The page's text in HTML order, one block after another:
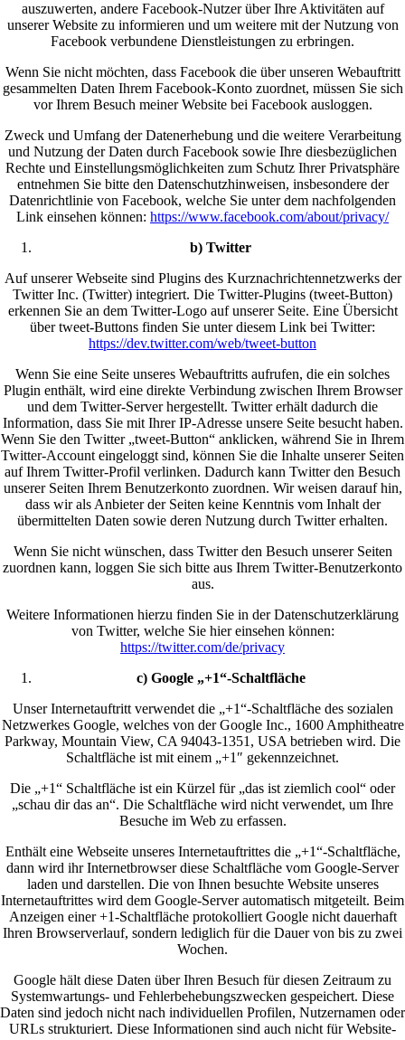
auszuwerten, andere Facebook-Nutzer über Ihre Aktivitäten auf
unserer Website zu informieren und um weitere mit der Nutzung von
Facebook verbundene Dienstleistungen zu erbringen.
Wenn Sie nicht möchten, dass Facebook die über unseren Webauftritt
gesammelten Daten Ihrem Facebook-Konto zuordnet, müssen Sie sich
vor Ihrem Besuch meiner Website bei Facebook ausloggen.
Zweck und Umfang der Datenerhebung und die weitere Verarbeitung
und Nutzung der Daten durch Facebook sowie Ihre diesbezüglichen
Rechte und Einstellungsmöglichkeiten zum Schutz Ihrer Privatsphäre
entnehmen Sie bitte den Datenschutzhinweisen, insbesondere der
Datenrichtlinie von Facebook, welche Sie unter dem nachfolgenden
Link einsehen können: https://www.facebook.com/about/privacy/
b) Twitter
Auf unserer Webseite sind Plugins des Kurznachrichtennetzwerks der
Twitter Inc. (Twitter) integriert. Die Twitter-Plugins (tweet-Button)
erkennen Sie an dem Twitter-Logo auf unserer Seite. Eine Übersicht
über tweet-Buttons finden Sie unter diesem Link bei Twitter:
https://dev.twitter.com/web/tweet-button
Wenn Sie eine Seite unseres Webauftritts aufrufen, die ein solches
Plugin enthält, wird eine direkte Verbindung zwischen Ihrem Browser
und dem Twitter-Server hergestellt. Twitter erhält dadurch die
Information, dass Sie mit Ihrer IP-Adresse unsere Seite besucht haben.
Wenn Sie den Twitter „tweet-Button“ anklicken, während Sie in Ihrem
Twitter-Account eingeloggt sind, können Sie die Inhalte unserer Seiten
auf Ihrem Twitter-Profil verlinken. Dadurch kann Twitter den Besuch
unserer Seiten Ihrem Benutzerkonto zuordnen. Wir weisen darauf hin,
dass wir als Anbieter der Seiten keine Kenntnis vom Inhalt der
übermittelten Daten sowie deren Nutzung durch Twitter erhalten.
Wenn Sie nicht wünschen, dass Twitter den Besuch unserer Seiten
zuordnen kann, loggen Sie sich bitte aus Ihrem Twitter-Benutzerkonto
aus.
Weitere Informationen hierzu finden Sie in der Datenschutzerklärung
von Twitter, welche Sie hier einsehen können:
https://twitter.com/de/privacy
c) Google „+1“-Schaltfläche
Unser Internetauftritt verwendet die „+1“-Schaltfläche des sozialen
Netzwerkes Google, welches von der Google Inc., 1600 Amphitheatre
Parkway, Mountain View, CA 94043-1351, USA betrieben wird. Die
Schaltfläche ist mit einem „+1″ gekennzeichnet.
Die „+1“ Schaltfläche ist ein Kürzel für „das ist ziemlich cool“ oder
„schau dir das an“. Die Schaltfläche wird nicht verwendet, um Ihre
Besuche im Web zu erfassen.
Enthält eine Webseite unseres Internetauftrittes die „+1“-Schaltfläche,
dann wird ihr Internetbrowser diese Schaltfläche vom Google-Server
laden und darstellen. Die von Ihnen besuchte Website unseres
Internetauftrittes wird dem Google-Server automatisch mitgeteilt. Beim
Anzeigen einer +1-Schaltfläche protokolliert Google nicht dauerhaft
Ihren Browserverlauf, sondern lediglich für die Dauer von bis zu zwei
Wochen.
Google hält diese Daten über Ihren Besuch für diesen Zeitraum zu
Systemwartungs- und Fehlerbehebungszwecken gespeichert. Diese
Daten sind jedoch nicht nach individuellen Profilen, Nutzernamen oder
URLs strukturiert. Diese Informationen sind auch nicht für Website-